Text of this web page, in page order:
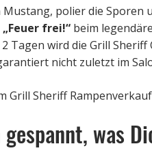
Mustang, polier die Sporen
„Feuer frei!“ beim
Tagen wird die Grill
nicht zuletzt im
Grill Sheriff
gespannt, was